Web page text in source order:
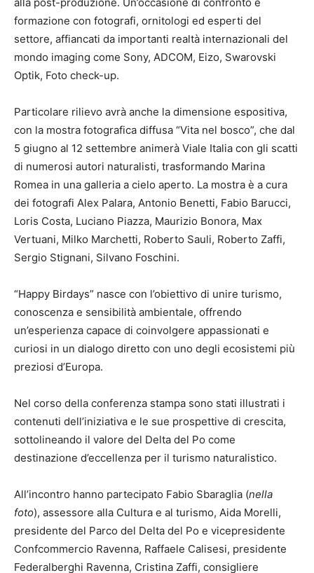
formazione con fotografi, ornitologi ed esperti del
settore, affiancati da importanti realtà internazionali del
mondo imaging come Sony, ADCOM, Eizo, Swarovski
Optik, Foto check-up.
Particolare rilievo avrà anche la dimensione espositiva,
con la mostra fotografica diffusa “Vita nel bosco”, che dal
5 giugno al 12 settembre animerà Viale Italia con gli scatti
di numerosi autori naturalisti, trasformando Marina
Romea in una galleria a cielo aperto. La mostra è a cura
dei fotografi Alex Palara, Antonio Benetti, Fabio Barucci,
Loris Costa, Luciano Piazza, Maurizio Bonora, Max
Vertuani, Milko Marchetti, Roberto Sauli, Roberto Zaffi,
Sergio Stignani, Silvano Foschini.
“Happy Birdays” nasce con l’obiettivo di unire turismo,
conoscenza e sensibilità ambientale, offrendo
un’esperienza capace di coinvolgere appassionati e
curiosi in un dialogo diretto con uno degli ecosistemi più
preziosi d’Europa.
Nel corso della conferenza stampa sono stati illustrati i
contenuti dell’iniziativa e le sue prospettive di crescita,
sottolineando il valore del Delta del Po come
destinazione d’eccellenza per il turismo naturalistico.
All’incontro hanno partecipato Fabio Sbaraglia (nella
foto), assessore alla Cultura e al turismo, Aida Morelli,
presidente del Parco del Delta del Po e vicepresidente
Confcommercio Ravenna, Raffaele Calisesi, presidente
Federalberghi Ravenna, Cristina Zaffi, consigliere